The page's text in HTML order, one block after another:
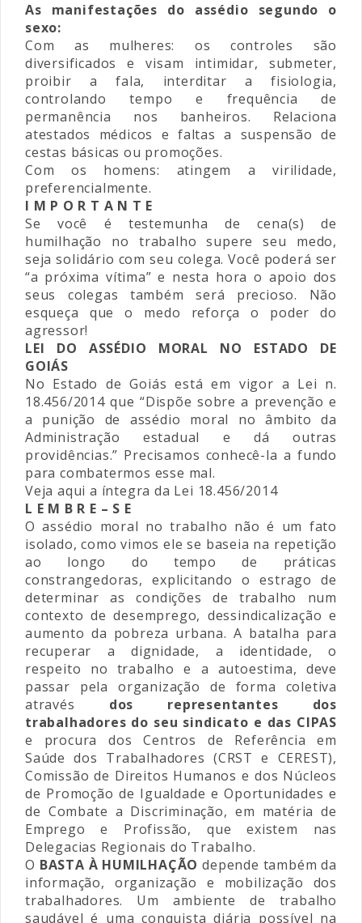
As manifestações do assédio segundo o
sexo:
Com as mulheres: os controles são
diversificados e visam intimidar, submeter,
proibir a fala, interditar a fisiologia,
controlando tempo e frequência de
permanência nos banheiros. Relaciona
atestados médicos e faltas a suspensão de
cestas básicas ou promoções.
Com os homens: atingem a virilidade,
preferencialmente.
I M P O R T A N T E
Se você é testemunha de cena(s) de
humilhação no trabalho supere seu medo,
seja solidário com seu colega. Você poderá ser
“a próxima vítima” e nesta hora o apoio dos
seus colegas também será precioso. Não
esqueça que o medo reforça o poder do
agressor!
LEI DO ASSÉDIO MORAL NO ESTADO DE
GOIÁS
No Estado de Goiás está em vigor a Lei n.
18.456/2014 que “Dispõe sobre a prevenção e
a punição de assédio moral no âmbito da
Administração estadual e dá outras
providências.” Precisamos conhecê-la a fundo
para combatermos esse mal.
Veja aqui a íntegra da Lei 18.456/2014
L E M B R E – S E
O assédio moral no trabalho não é um fato
isolado, como vimos ele se baseia na repetição
ao longo do tempo de práticas
constrangedoras, explicitando o estrago de
determinar as condições de trabalho num
contexto de desemprego, dessindicalização e
aumento da pobreza urbana. A batalha para
recuperar a dignidade, a identidade, o
respeito no trabalho e a autoestima, deve
passar pela organização de forma coletiva
através dos representantes dos
trabalhadores do seu sindicato e das CIPAS
e procura dos Centros de Referência em
Saúde dos Trabalhadores (CRST e CEREST),
Comissão de Direitos Humanos e dos Núcleos
de Promoção de Igualdade e Oportunidades e
de Combate a Discriminação, em matéria de
Emprego e Profissão, que existem nas
Delegacias Regionais do Trabalho.
O BASTA À HUMILHAÇÃO depende também da
informação, organização e mobilização dos
trabalhadores. Um ambiente de trabalho
saudável é uma conquista diária possível na